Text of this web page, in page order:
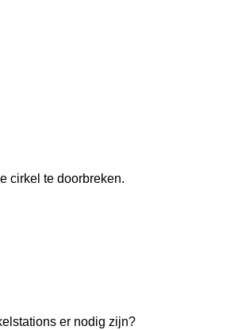
cirkel te doorbreken.
er nodig zijn?